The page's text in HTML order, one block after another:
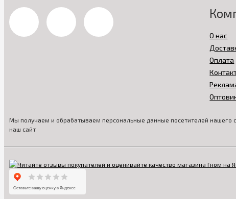
О нас
Оплата
Мы получаем и обрабатываем персональные данные посетителей нашего
наш сайт